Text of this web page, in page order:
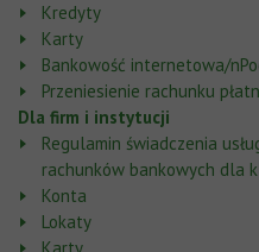
Kredyty
Karty
Bankowość internetowa/
Przeniesienie rachunku
Dla firm i instytucji
Regulamin świadczenia
rachunków bankowych dla
Konta
Lokaty